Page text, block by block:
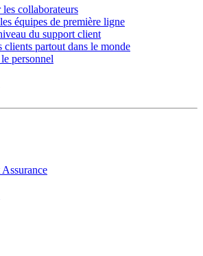
les collaborateurs
équipes de première ligne
du support client
clients partout dans le monde
personnel